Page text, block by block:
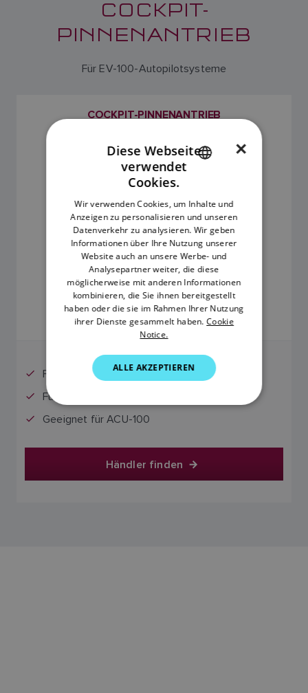
COCKPIT-
PINNENANTRIEB
Für EV-100-Autopilotsysteme
COCKPIT-PINNENANTRIEB
1.243,55 €
UVP inkl. MwSt.
Für Boote bis 6.000 kg Verdrängung
Für 12-Volt-Gleichstromsysteme
Geeignet für ACU-100
Händler finden
DANISH
ITALIAN
SWEDISH
GERMAN
DUTCH
NORWEGIAN
FINNISH
×
Diese Webseite
verwendet
Cookies.
Wir verwenden Cookies, um Inhalte und
Anzeigen zu personalisieren und unseren
Datenverkehr zu analysieren. Wir geben
Informationen über Ihre Nutzung unserer
Website auch an unsere Werbe- und
Analysepartner weiter, die diese
möglicherweise mit anderen Informationen
kombinieren, die Sie ihnen bereitgestellt
haben oder die sie im Rahmen Ihrer Nutzung
ihrer Dienste gesammelt haben. Cookie
Notice.
ALLE AKZEPTIEREN